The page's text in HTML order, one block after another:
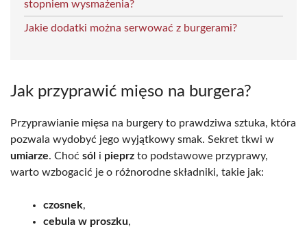
stopniem wysmażenia?
Jakie dodatki można serwować z burgerami?
Jak przyprawić mięso na burgera?
Przyprawianie mięsa na burgery to prawdziwa sztuka, która
pozwala wydobyć jego wyjątkowy smak. Sekret tkwi w
umiarze. Choć sól i pieprz to podstawowe przyprawy,
warto wzbogacić je o różnorodne składniki, takie jak:
czosnek,
cebula w proszku,